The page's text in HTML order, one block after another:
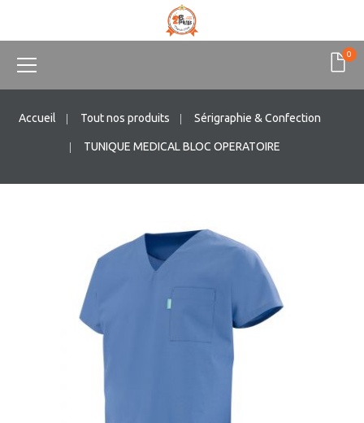
0
Accueil Tout nos produits Sérigraphie & Confection
TUNIQUE MEDICAL BLOC OPERATOIRE